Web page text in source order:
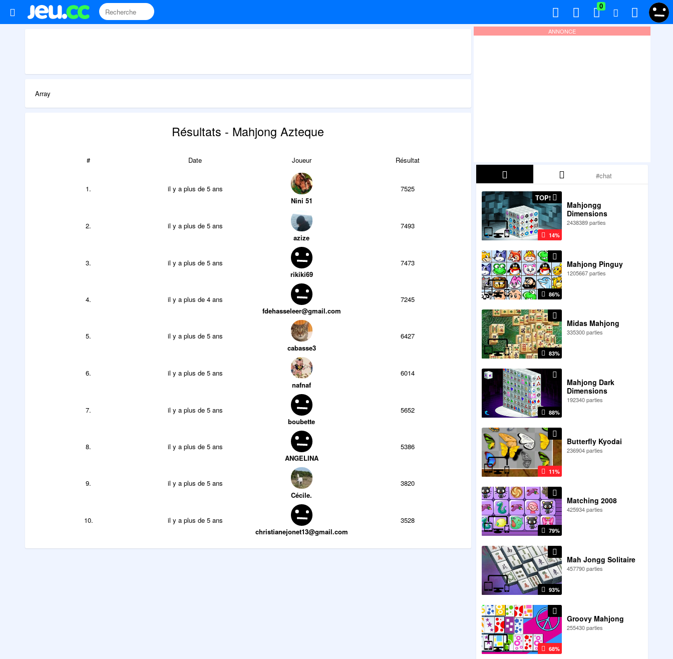
0
Array
Résultats - Mahjong Azteque
# Date Joueur Résultat
1.
il y a plus de 5 ans
Nini 51
7525
2.
il y a plus de 5 ans
azize
7493
3.
il y a plus de 5 ans
rikiki69
7473
4.
il y a plus de 4 ans
fdehasseleer@gmail.com
7245
5.
il y a plus de 5 ans
cabasse3
6427
6.
il y a plus de 5 ans
nafnaf
6014
7.
il y a plus de 5 ans
boubette
5652
8.
il y a plus de 5 ans
ANGELINA
5386
9.
il y a plus de 5 ans
Cécile.
3820
10.
il y a plus de 5 ans
christianejonet13@gmail.com
3528
ANNONCE
TOP!
14%
Mahjongg
Dimensions
2438389 parties
86%
Mahjong Pinguy
1205667 parties
83%
Midas Mahjong
335300 parties
88%
Mahjong Dark
Dimensions
192340 parties
11%
Butterfly Kyodai
236904 parties
79%
Matching 2008
425934 parties
93%
Mah Jongg Solitaire
457790 parties
68%
Groovy Mahjong
255430 parties